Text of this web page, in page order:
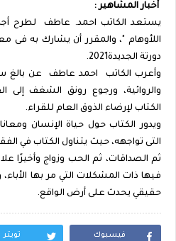
أخبار المشاهير :
يستعد الكاتب احمد. عاطف لطرح
اللأوهام "، والمقرر أن يشارك به فى
دورتة الجديدة2021.
وأعرب الكاتب احمد عاطف عن بالغ
والروائية، ورجوع رونق الشغف إلى
الكتاب لإرضاء الذوق العام للقراء.
ويدور الكتاب حول حياة الإنسان
التى تواجهه، حيث يتناول الكتاب في
ثم الصداقات، ثم الحب وزواج وأخيرًا
فيها ذات المشكلات التي مر بها
حقيقي يحدث على أرض الواقع.
فيسبوك تويتر